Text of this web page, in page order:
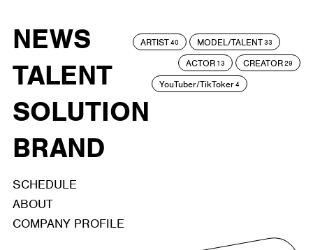
NEWS
TALENT
SOLUTION
BRAND
ARTIST40 MODEL/TALENT33
ACTOR 13 CREATOR29
YouTuber/TikToker4
SCHEDULE
ABOUT
COMPANY PROFILE